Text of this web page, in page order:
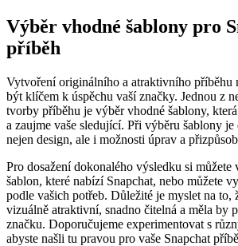
Výběr vhodné šablony pro
příběh
Vytvoření originálního a atraktivního příběhu
být klíčem k úspěchu vaší značky. Jednou z
tvorby příběhu je výběr vhodné šablony,
a zaujme vaše sledující. Při výběru šablony
nejen design, ale i možnosti úprav a
Pro dosažení dokonalého výsledku si můžete
šablon, které nabízí Snapchat, nebo můžete
podle vašich potřeb. Důležité je myslet na to,
vizuálně atraktivní, snadno čitelná a měla by
značku. Doporučujeme experimentovat s
abyste našli tu pravou pro vaše Snapchat